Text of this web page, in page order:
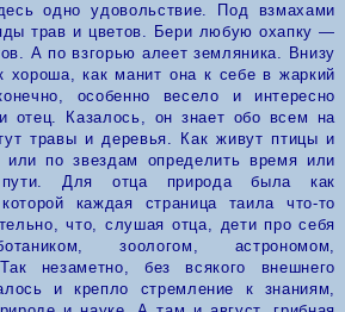
одно удовольствие. Под взмахами
трав и цветов. Бери любую охапку —
А по взгорью алеет земляника. Внизу
хороша, как манит она к себе в жаркий
особенно весело и интересно
отец. Казалось, он знает обо всем на
травы и деревья. Как живут птицы и
по звездам определить время или
пути. Для отца природа была как
каждая страница таила что-то
что, слушая отца, дети про себя
зоологом, астрономом,
незаметно, без всякого внешнего
и крепло стремление к знаниям,